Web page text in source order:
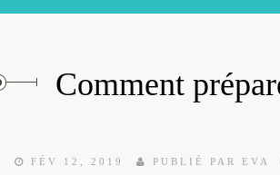
Comment
FÉV 12, 2019 PUBLIÉ PAR EVA